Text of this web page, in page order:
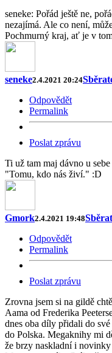
seneke: Pořád ještě ne,
nezajímá. Ale co není,
Pochmurný kraj, ať je v
seneke2.4.2021 20:24
Odpovědět
Permalink
Poslat zprávu
Ti už tam maj dávno u
"Tomu, kdo nás živí." :D
Gmork2.4.2021 19:48
Odpovědět
Permalink
Poslat zprávu
Zrovna jsem si na gildě
Aama od Frederika
dnes oba díly přidali do
do Polska. Megaknihy mi
že brzy naskladní i